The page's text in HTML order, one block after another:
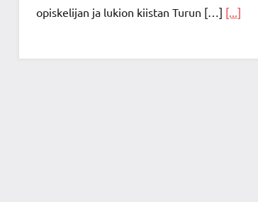
opiskelijan ja lukion kiistan Turun […] [...]